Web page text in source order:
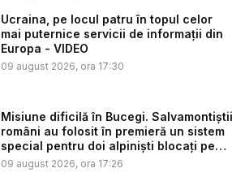
Ucraina, pe locul patru în topul celor
mai puternice servicii de informații din
Europa - VIDEO
09 august 2026, ora 17:30
Misiune dificilă în Bucegi. Salvamontiștii
români au folosit în premieră un sistem
special pentru doi alpiniști blocați pe
s...
09 august 2026, ora 17:26